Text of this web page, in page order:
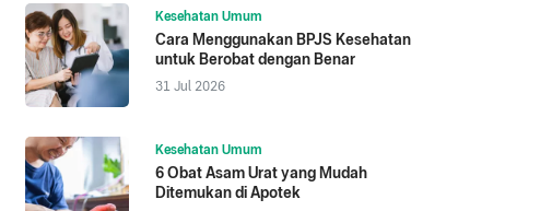
Kesehatan Umum
Cara Menggunakan BPJS Kesehatan
untuk Berobat dengan Benar
31 Jul 2026
Kesehatan Umum
6 Obat Asam Urat yang Mudah
Ditemukan di Apotek